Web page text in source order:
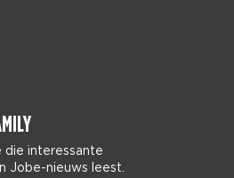
die interessante
Jobe-nieuws leest.